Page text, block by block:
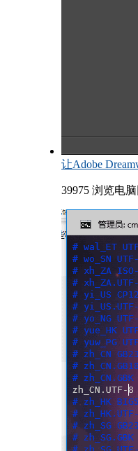
让Adobe
39975 浏览电